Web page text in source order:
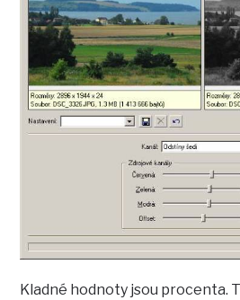
Kladné hodnoty jsou procenta.